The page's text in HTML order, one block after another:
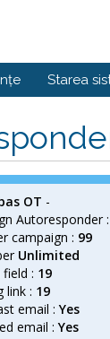
Starea
OT -
Autoresponder :
campaign : 99
Unlimited
: 19
link : 19
email :Yes
email :Yes